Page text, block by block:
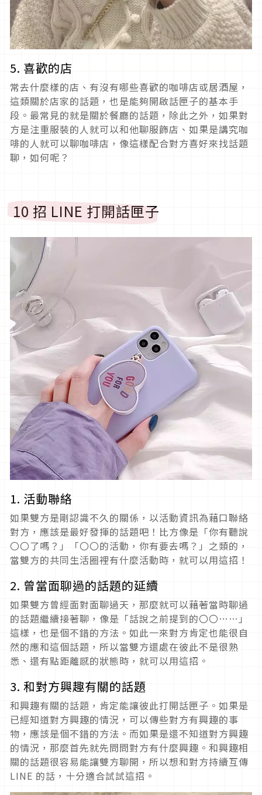
5. 喜歡的店
常去什麼樣的店、有沒有哪些喜歡的咖啡店或居酒屋，
這類關於店家的話題，也是能夠開啟話匣子的基本手
段。最常見的就是關於餐廳的話題，除此之外，如果對
方是注重服裝的人就可以和他聊服飾店、如果是講究咖
啡的人就可以聊咖啡店，像這樣配合對方喜好來找話題
聊，如何呢？
10 招 LINE 打開話匣子
1. 活動聯絡
如果雙方是剛認識不久的關係，以活動資訊為藉口聯絡
對方，應該是最好發揮的話題吧！比方像是「你有聽說
〇〇了嗎？」「〇〇的活動，你有要去嗎？」之類的，
當雙方的共同生活圈裡有什麼活動時，就可以用這招！
2. 曾當面聊過的話題的延續
如果雙方曾經面對面聊過天，那麼就可以藉著當時聊過
的話題繼續接著聊，像是「話說之前提到的〇〇……」
這樣，也是個不錯的方法。如此一來對方肯定也能很自
然的應和這個話題，所以當雙方還處在彼此不是很熟
悉、還有點距離感的狀態時，就可以用這招。
3. 和對方興趣有關的話題
和興趣有關的話題，肯定能讓彼此打開話匣子。如果是
已經知道對方興趣的情況，可以傳些對方有興趣的事
物，應該是個不錯的方法。而如果是還不知道對方興趣
的情況，那麼首先就先問問對方有什麼興趣。和興趣相
關的話題很容易能讓雙方聊開，所以想和對方持續互傳
LINE 的話，十分適合試試這招。